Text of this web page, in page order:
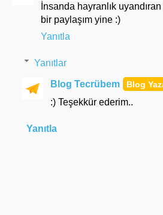
İnsanda hayranlık
bir paylaşım yine :)
Yanıtla
Yanıtlar
Blog Tecrübem
:) Teşekkür ederim..
Yanıtla